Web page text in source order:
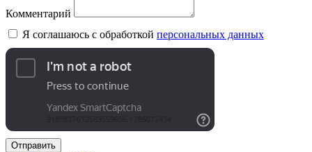
Комментарий
Я соглашаюсь с обработкой персональных данных
Отправить